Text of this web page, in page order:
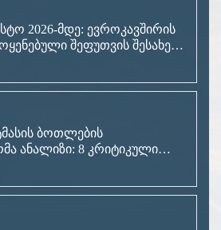
ბოთლების გამოყენების
ზეთების და სხვა
პლასტმასის
და სტილური შეფუთვა
სპრეის ბოთლები პირადი
და სხვა -